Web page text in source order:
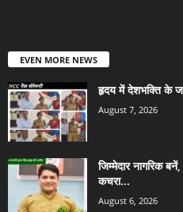
EVEN MORE NEWS
हृदय में देशभक्ति के
August 7, 2026
जिम्मेदार नागरिक
कचरा...
August 6, 2026